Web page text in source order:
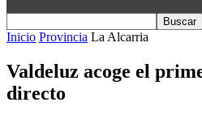
Inicio Provincia La Alcarria
Valdeluz acoge el
directo